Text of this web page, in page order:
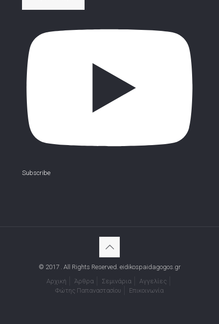
Subscribe
© 2017 . All Rights Reserved. eidikospaidagogos.gr
Αρχική
Άρθρα Σεμινάρια
Αγγελίες
Φώτης Παπαναστασίου
Επικοινωνία